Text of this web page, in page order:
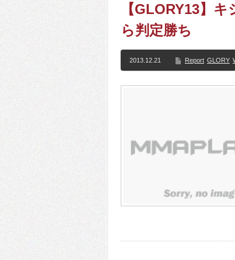
【GLORY13】
ら判定勝ち
2013.12.21 Report GLORY